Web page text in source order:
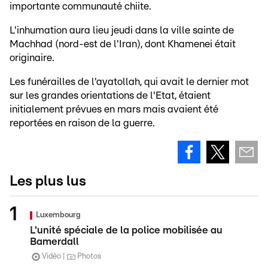
importante communauté chiite.
L'inhumation aura lieu jeudi dans la ville sainte de
Machhad (nord-est de l'Iran), dont Khamenei était
originaire.
Les funérailles de l'ayatollah, qui avait le dernier mot
sur les grandes orientations de l'Etat, étaient
initialement prévues en mars mais avaient été
reportées en raison de la guerre.
Les plus lus
Luxembourg
L'unité spéciale de la police mobilisée au
Bamerdall
Vidéo Photos